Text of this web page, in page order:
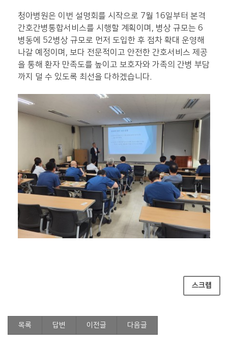
청아병원은 이번 설명회를 시작으로 7월 16일부터 본격
간호간병통합서비스를 시행할 계획이며, 병상 규모는 6
병동에 52병상 규모로 먼저 도입한 후 점차 확대 운영해
나갈 예정이며, 보다 전문적이고 안전한 간호서비스 제공
을 통해 환자 만족도를 높이고 보호자와 가족의 간병 부담
까지 덜 수 있도록 최선을 다하겠습니다.
스크랩
목록 답변 이전글 다음글